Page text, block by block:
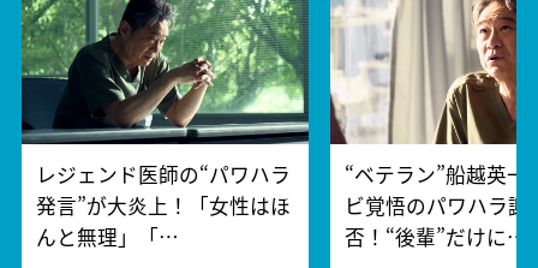
レジェンド医師の“パワハラ
発言”が大炎上！「女性はほ
んと無理」「…
“ベテラン”船越英一
ビ覚悟のパワハラ謝
否！“後輩”だけに…